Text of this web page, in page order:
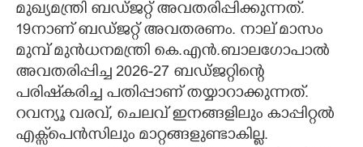
LITERATURE
ZOOM
CONTACT US
മുഖ്യമന്ത്രി ബഡ്ജറ്റ് അവതരിപ്പിക്കുന്നത്.
19നാണ് ബഡ്ജറ്റ് അവതരണം. നാല് മാസം
മുമ്പ് മുൻധനമന്ത്രി കെ.എൻ.ബാലഗോപാൽ
അവതരിപ്പിച്ച 2026-27 ബഡ്ജറ്റിന്റെ
പരിഷ്‌കരിച്ച പതിപ്പാണ് തയ്യാറാക്കുന്നത്.
റവന്യൂ വരവ്, ചെലവ് ഇനങ്ങളിലും കാപ്പിറ്റൽ
എക്സ്‌പെൻസിലും മാറ്റങ്ങളുണ്ടാകില്ല.